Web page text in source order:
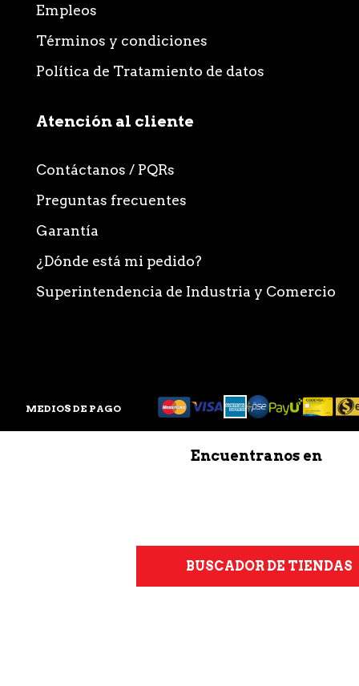
Empleos
Términos y condiciones
Política de Tratamiento de datos
Atención al cliente
Contáctanos / PQRs
Preguntas frecuentes
Garantía
¿Dónde está mi pedido?
Superintendencia de Industria y Comercio
Encuentranos en
BUSCADOR DE TIENDAS
MEDIOS DE PAGO